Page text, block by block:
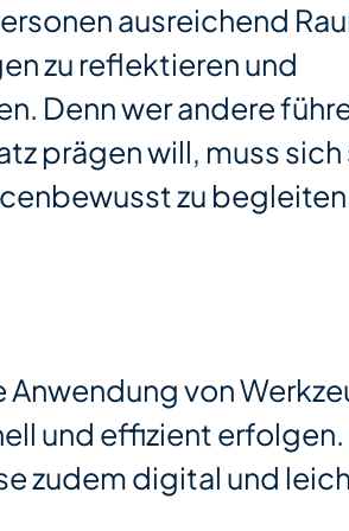
ausreichend
zu reflektieren und
Denn wer andere
prägen will, muss
zu
von
und effizient erfolgen.
zudem digital und